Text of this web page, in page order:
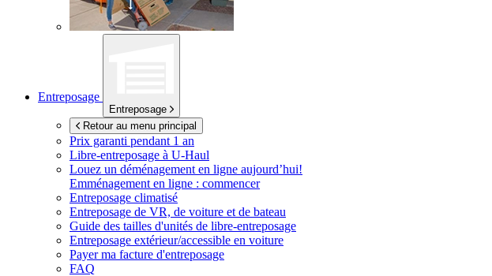
Entreposage
Entreposage
Retour au menu principal
Prix garanti pendant 1 an
Libre-entreposage à U-Haul
Louez un déménagement en ligne aujourd’hui!
Emménagement en ligne : commencer
Entreposage climatisé
Entreposage de VR, de voiture et de bateau
Guide des tailles d'unités de libre-entreposage
Entreposage extérieur/accessible en voiture
Payer ma facture d'entreposage
FAQ